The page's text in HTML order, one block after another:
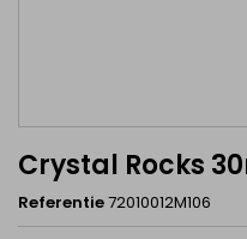
Crystal Rocks
Referentie72010012M106